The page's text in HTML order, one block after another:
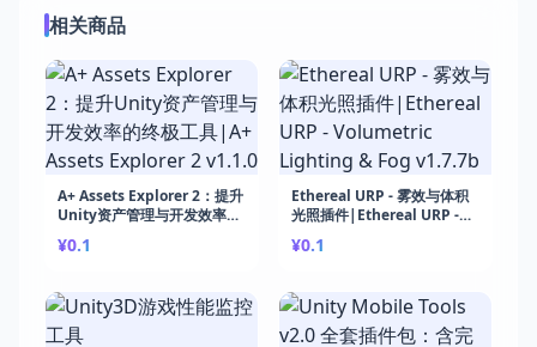
相关商品
A+ Assets Explorer 2：提升
Unity资产管理与开发效率的
Explorer 2 v1.1.0
¥0.1
Ethereal URP - 雾效与体积
光照插件|Ethereal URP -
Fog v1.7.7b
¥0.1